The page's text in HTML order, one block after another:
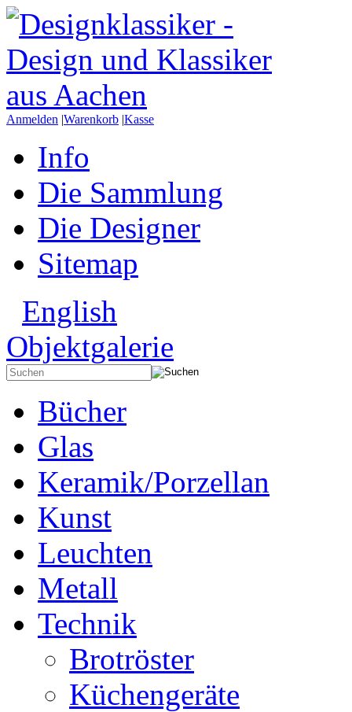
Anmelden |Warenkorb |Kasse
Info
Die Sammlung
Die Designer
Sitemap
English
Objektgalerie
Bücher
Glas
Keramik/Porzellan
Kunst
Leuchten
Metall
Technik
Brotröster
Küchengeräte